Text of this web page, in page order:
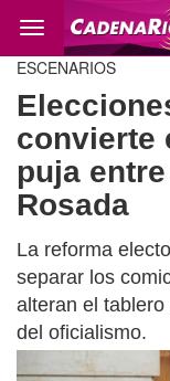
Cambio
ESCENARIOS
convierte
puja
Rosada
La reforma
separar los
alteran el
del oficialismo.